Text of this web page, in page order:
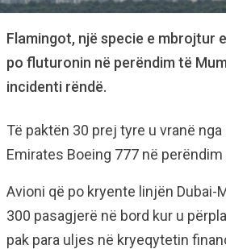
Flamingot, një specie e mbrojtur
po fluturonin në perëndim të
incidenti rëndë.
Të paktën 30 prej tyre u vranë
Emirates Boeing 777 në
Avioni që po kryente linjën Dubai-
300 pasagjerë në bord kur u
pak para uljes në kryeqytetin